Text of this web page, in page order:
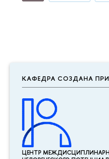
КАФЕДРА СОЗДАНА
ЦЕНТР